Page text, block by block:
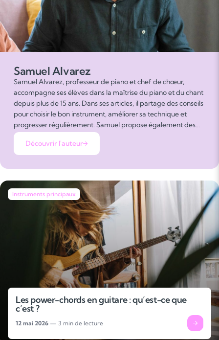
Samuel Alvarez
Samuel Alvarez, professeur de piano et chef de chœur,
accompagne ses élèves dans la maîtrise du piano et du chant
depuis plus de 15 ans. Dans ses articles, il partage des conseils
pour choisir le bon instrument, améliorer sa technique et
progresser régulièrement. Samuel propose également des
astuces pour intégrer la musique dans la vie quotidienne,
développer son oreille musicale et créer des routines
motivantes, tout en rendant l’apprentissage ludique et
enrichissant.
Découvrir l'auteur
Instruments principaux
Les power-chords en guitare : qu’est-ce que
c’est ?
12 mai 2026 — 3 min de lecture